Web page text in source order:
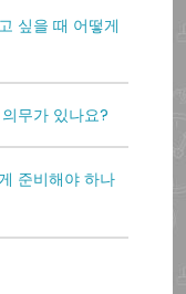
싶을 때 어떻게
무가 있나요?
준비해야 하나